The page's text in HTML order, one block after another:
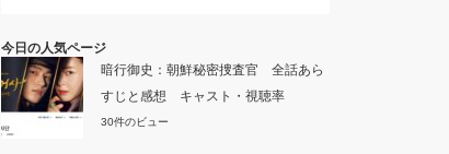
今日の人気ページ
暗行御史：朝鮮秘密捜査官 全話あら
すじと感想 キャスト・視聴率
30件のビュー